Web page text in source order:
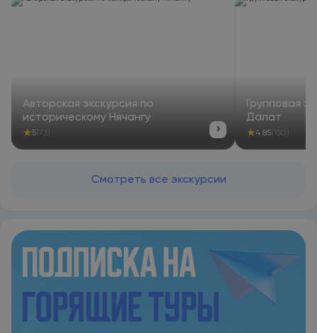
Авторская экскурсия по
историческому Нячангу
★5 (73) ›
Групповая
Далат
★4.85 (150)
Смотреть все экскурсии